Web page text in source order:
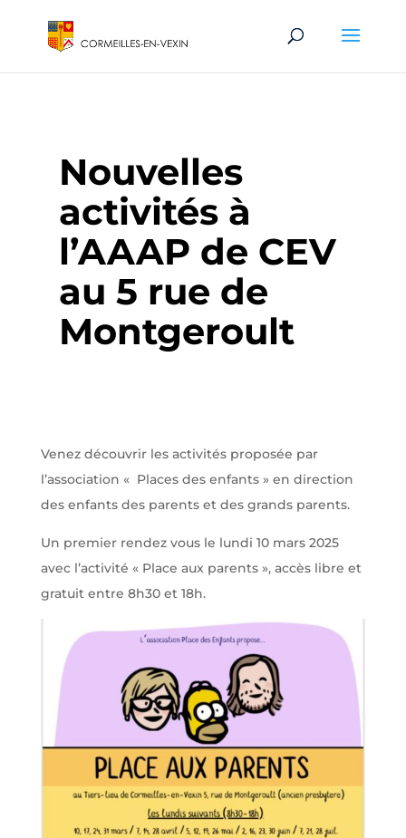
Nouvelles
activités à
l’AAAP de CEV
au 5 rue de
Montgeroult
Venez découvrir les activités proposée par
l’association « Places des enfants » en direction
des enfants des parents et des grands parents.
Un premier rendez vous le lundi 10 mars 2025
avec l’activité « Place aux parents », accès libre et
gratuit entre 8h30 et 18h.